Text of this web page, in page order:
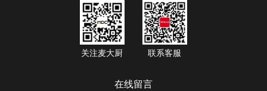
关注麦大厨 联系客服
在线留言